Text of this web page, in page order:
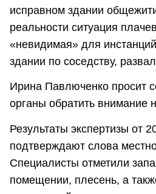
исправном здании
реальности ситуация
«невидимая» для
здании по соседству,
Ирина Павлюченко просит
органы обратить внимание
Результаты экспертизы от
подтверждают слова
Специалисты отметили
помещении, плесень, а